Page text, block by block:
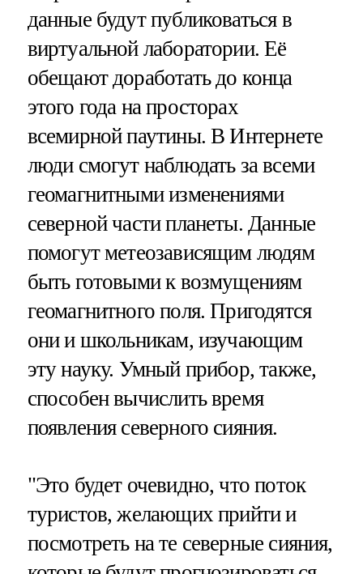
данные будут публиковаться в
виртуальной лаборатории. Её
обещают доработать до конца
этого года на просторах
всемирной паутины. В Интернете
люди смогут наблюдать за всеми
геомагнитными изменениями
северной части планеты. Данные
помогут метеозависящим людям
быть готовыми к возмущениям
геомагнитного поля. Пригодятся
они и школьникам, изучающим
эту науку. Умный прибор, также,
способен вычислить время
появления северного сияния.
"Это будет очевидно, что поток
туристов, желающих прийти и
посмотреть на те северные сияния,